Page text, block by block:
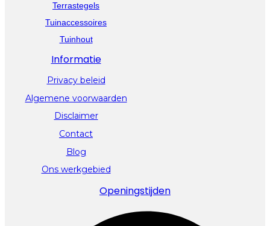
Terrastegels
Tuinaccessoires
Tuinhout
Informatie
Privacy beleid
Algemene voorwaarden
Disclaimer
Contact
Blog
Ons werkgebied
Openingstijden